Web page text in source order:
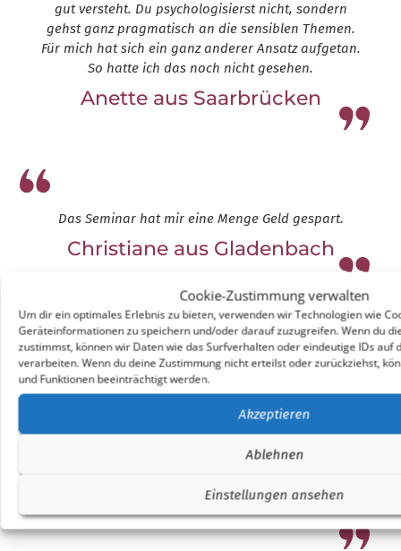
Cookie-Zustimmung verwalten
Um dir ein optimales Erlebnis zu bieten, verwenden wir Technologien wie
Geräteinformationen zu speichern und/oder darauf zuzugreifen. Wenn du
zustimmst, können wir Daten wie das Surfverhalten oder eindeutige IDs auf
verarbeiten. Wenn du deine Zustimmung nicht erteilst oder zurückziehst,
und Funktionen beeinträchtigt werden.
Akzeptieren
Ablehnen
Einstellungen ansehen
gut versteht. Du psychologisierst nicht, sondern
gehst ganz pragmatisch an die sensiblen Themen.
Für mich hat sich ein ganz anderer Ansatz aufgetan.
So hatte ich das noch nicht gesehen.
Anette aus Saarbrücken
Das Seminar hat mir eine Menge Geld gespart.
Christiane aus Gladenbach
Du machst es ganz anders, als die Berater und
Therapeuten, die ich auf meinem Weg bis hierhin
kennengelernt habe. Da du aber alles von der Pieke
vorher nichts richtig funktioniert hat. Dein
schon die ersten Veränderungen bemerken.
Antonella aus Brühl-Rohrdorf
Leap13